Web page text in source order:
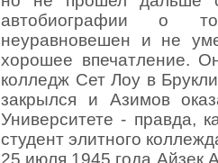
автобиографии о
неуравновешен и не
хорошее впечатление.
колледж Сет Лоу в
закрылся и Азимов
Университете - правда,
студент элитного
25 июля 1945 года Айзек